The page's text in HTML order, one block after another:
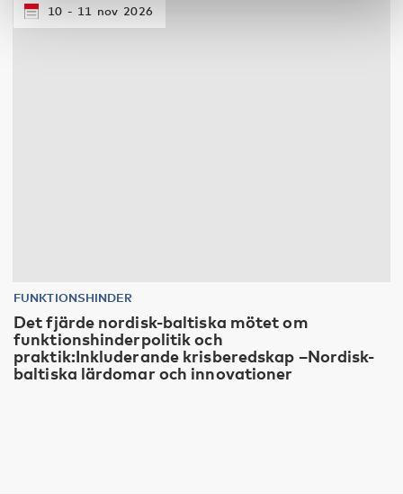
10 11 nov 2026
FUNKTIONSHINDER
Det fjärde nordisk-baltiska mötet om
funktionshinderpolitik och
praktik:Inkluderande krisberedskap –Nordisk-
baltiska lärdomar och innovationer